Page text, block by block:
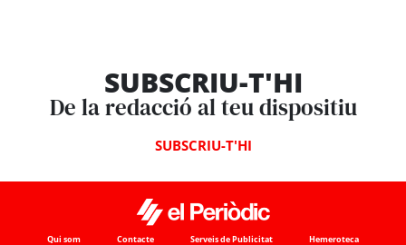
SUBSCRIU-T'HI
De la redacció al teu dispositiu
SUBSCRIU-T'HI
Qui som Contacte Serveis de Publicitat Hemeroteca